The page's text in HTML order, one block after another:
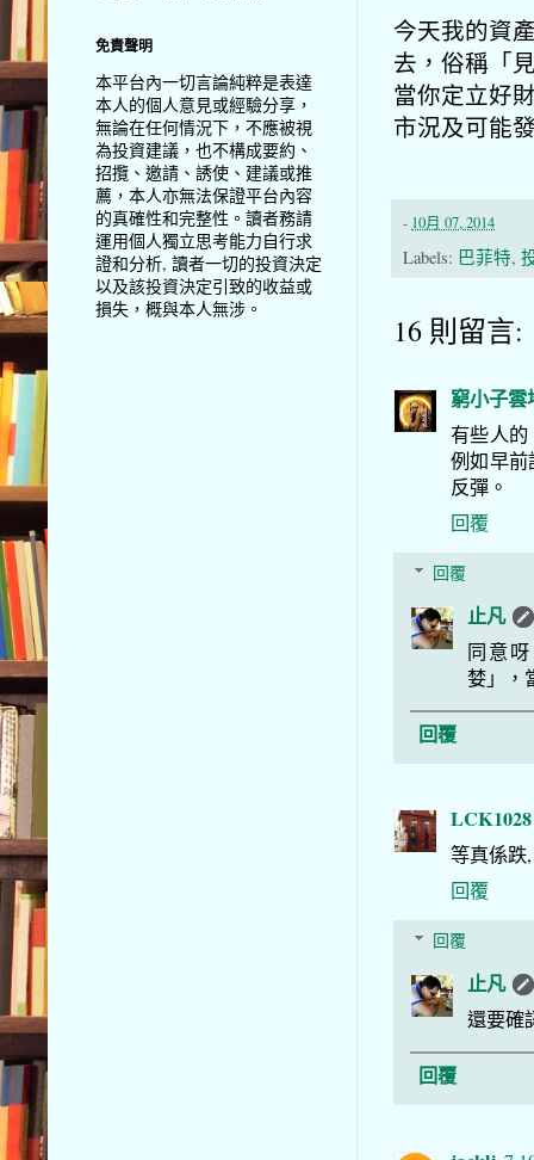
今天我的資
去，俗稱「
當你定立好
市況及可能
- 10月 07, 2014
Labels: 巴菲特,
16 則留言:
窮小子雲
有些人
例如早
反彈。
回覆
回覆
止凡
同意
婪」，
回覆
LCK1028
等真係跌
回覆
回覆
止凡
還要確
回覆
免責聲明
本平台內一切言論純粹是表達
本人的個人意見或經驗分享，
無論在任何情況下，不應被視
為投資建議，也不構成要約、
招攬、邀請、誘使、建議或推
薦，本人亦無法保證平台內容
的真確性和完整性。讀者務請
運用個人獨立思考能力自行求
證和分析, 讀者一切的投資決定
以及該投資決定引致的收益或
損失，概與本人無涉。